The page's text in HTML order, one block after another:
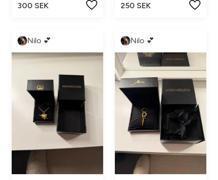
300 SEK
250 SEK
Nilo 💕 Nilo 💕